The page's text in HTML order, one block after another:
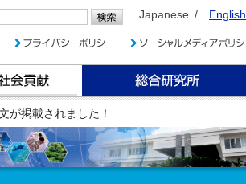
Japanese English
が掲載されました！